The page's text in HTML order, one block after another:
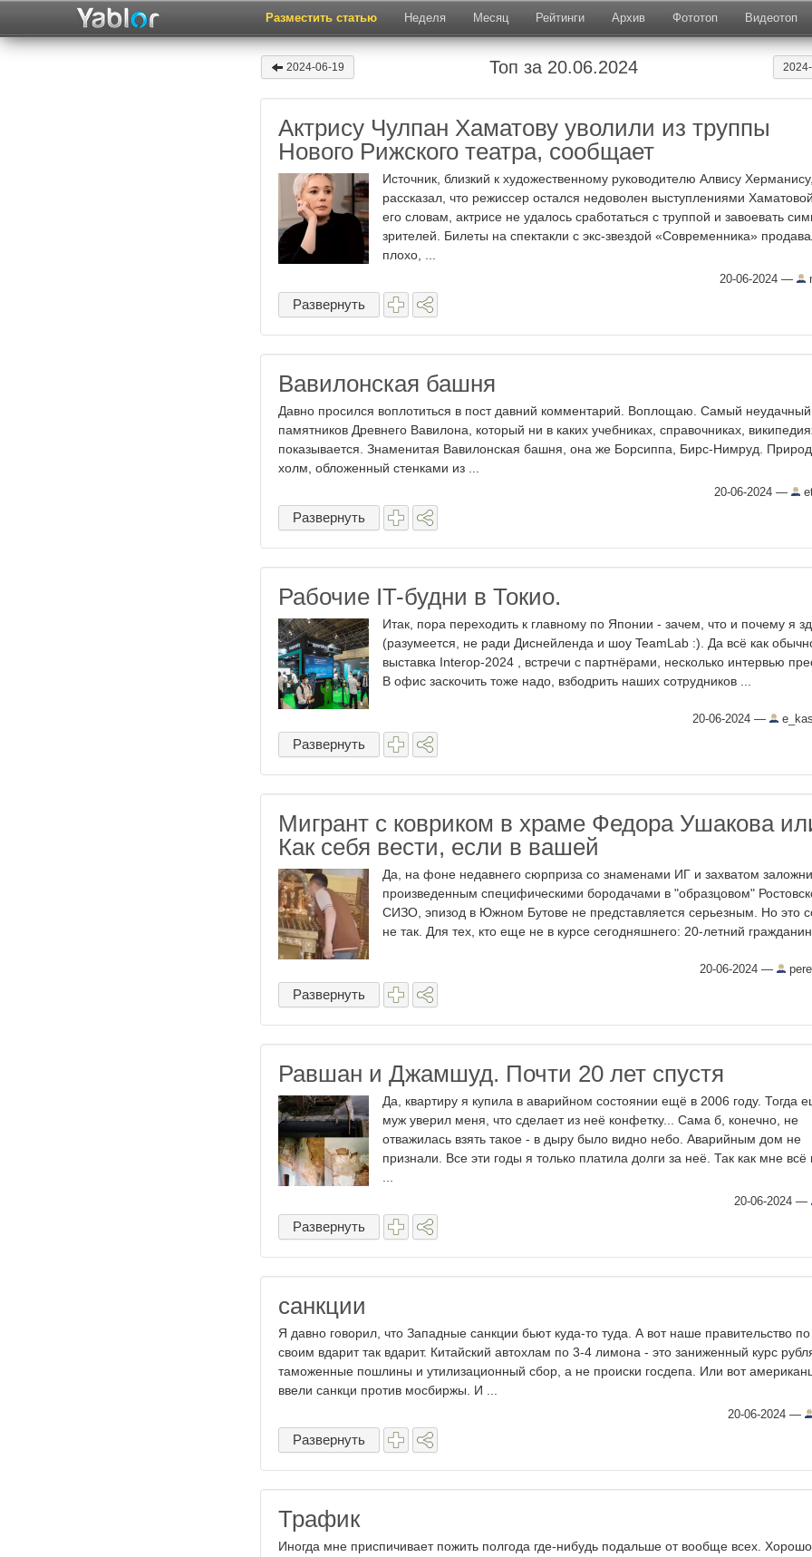
Разместить статью Неделя Месяц Рейтинги Архив Фототоп Видеотоп
2024-06-19 Топ за 20.06.2024
Актрису Чулпан Хаматову уволили из труппы
Нового Рижского театра, сообщает
Источник, близкий к художественному руководителю Алвису Херманису,
рассказал, что режиссер остался недоволен выступлениями
его словам, актрисе не удалось сработаться с труппой и завоевать
зрителей. Билеты на спектакли с экс-звездой «Современника»
плохо, ...
20-06-2024 —
Развернуть
Вавилонская башня
Давно просился воплотиться в пост давний комментарий. Воплощаю. Самый неудачный
памятников Древнего Вавилона, который ни в каких учебниках, справочниках,
показывается. Знаменитая Вавилонская башня, она же Борсиппа, Бирс-Нимруд.
холм, обложенный стенками из ...
20-06-2024 —
Развернуть
Рабочие IT-будни в Токио.
Итак, пора переходить к главному по Японии - зачем, что и почему я
(разумеется, не ради Диснейленда и шоу TeamLab :). Да всё как
выставка Interop-2024 , встречи с партнёрами, несколько интервью
В офис заскочить тоже надо, взбодрить наших сотрудников ...
20-06-2024 —
Развернуть
Мигрант с ковриком в храме Федора Ушакова
Как себя вести, если в вашей
Да, на фоне недавнего сюрприза со знаменами ИГ и захватом
произведенным специфическими бородачами в "образцовом"
СИЗО, эпизод в Южном Бутове не представляется серьезным. Но это
не так. Для тех, кто еще не в курсе сегодняшнего: 20-летний гражданин
20-06-2024 —
Развернуть
Равшан и Джамшуд. Почти 20 лет спустя
Да, квартиру я купила в аварийном состоянии ещё в 2006 году. Тогда
муж уверил меня, что сделает из неё конфетку... Сама б, конечно, не
отважилась взять такое - в дыру было видно небо. Аварийным дом не
признали. Все эти годы я только платила долги за неё. Так как мне всё
20-06-2024 —
Развернуть
санкции
Я давно говорил, что Западные санкции бьют куда-то туда. А вот наше правительство по
своим вдарит так вдарит. Китайский автохлам по 3-4 лимона - это заниженный курс
таможенные пошлины и утилизационный сбор, а не происки госдепа. Или вот
ввели санкци против мосбиржы. И ...
20-06-2024 —
Развернуть
Трафик
Иногда мне приспичивает пожить полгода где-нибудь подальше от вообще всех. Хорошо